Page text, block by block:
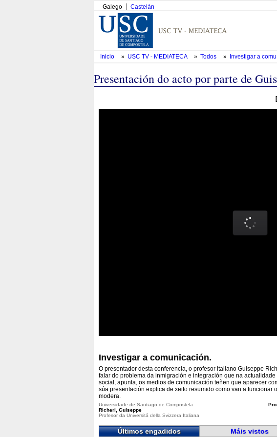
Galego Castelán
Inicio » USC TV - MEDIATECA » Todos » Investigar a
Presentación do acto por parte de
Investigar a comunicación.
O presentador desta conferencia, o profesor italiano Guiseppe
falar do problema da inmigración e integración que na
social, apunta, os medios de comunicación teñen que aparecer
súa presentación explica de xeito resumido como van a funcionar
modera.
Universidade de Santiago de Compostela
Richeri, Guiseppe
Profesor da Universitá della Svizzera Italiana
Últimos engadidos Máis vistos